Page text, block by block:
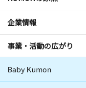
企業情報
事業・活動の広がり
Baby Kumon